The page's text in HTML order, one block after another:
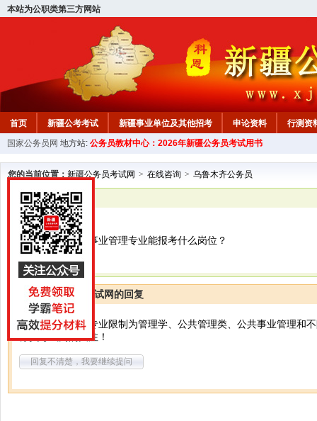
本站为公职类第三方网站
首页 新疆公考考试 新疆事业单位及其他招考 申论资料 行测资
新疆公务员行测试题 在线咨询 教材中心
国家公务员网 地方站: 公务员教材中心：2026年新疆公务员考试用书
您的当前位置： 新疆公务员考试网 > 在线咨询 > 乌鲁木齐公务员
已解决
乌鲁木齐公务员
医科大学下公共事业管理专业能报考什么岗位？
新疆公务员考试网的回复
您好，可以报考专业限制为管理学、公共管理类、公共事业管理和
务员考试网的关注！
回复不清楚，我要继续提问